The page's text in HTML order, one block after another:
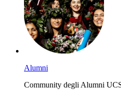
Alumni
Community degli Alumni